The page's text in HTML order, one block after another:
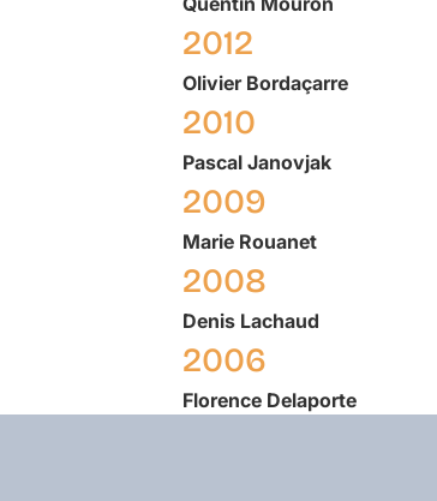
2012
Olivier Bordaçarre
2010
Pascal Janovjak
2009
Marie Rouanet
2008
Denis Lachaud
2006
Florence Delaporte